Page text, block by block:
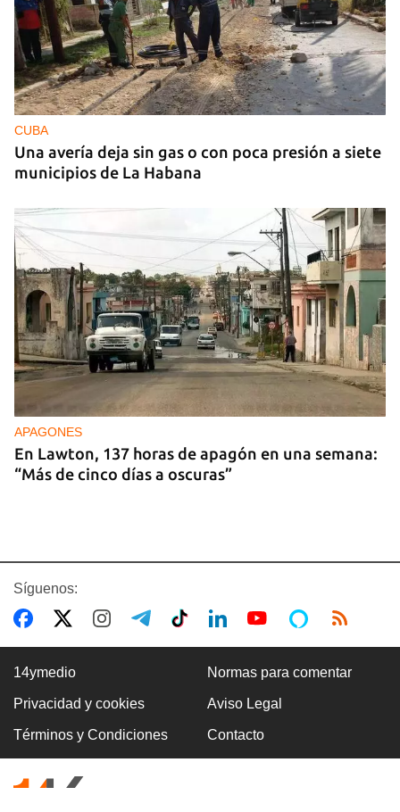
CUBA
Una avería deja sin gas o con poca presión a siete
municipios de La Habana
APAGONES
En Lawton, 137 horas de apagón en una semana:
“Más de cinco días a oscuras”
REPRESIÓN
Despliegan a militares en los puntos señalados
por los asaltos a motoristas en Guanabacoa
Síguenos:
14ymedio Normas para comentar
Privacidad y cookies Aviso Legal
Términos y Condiciones Contacto